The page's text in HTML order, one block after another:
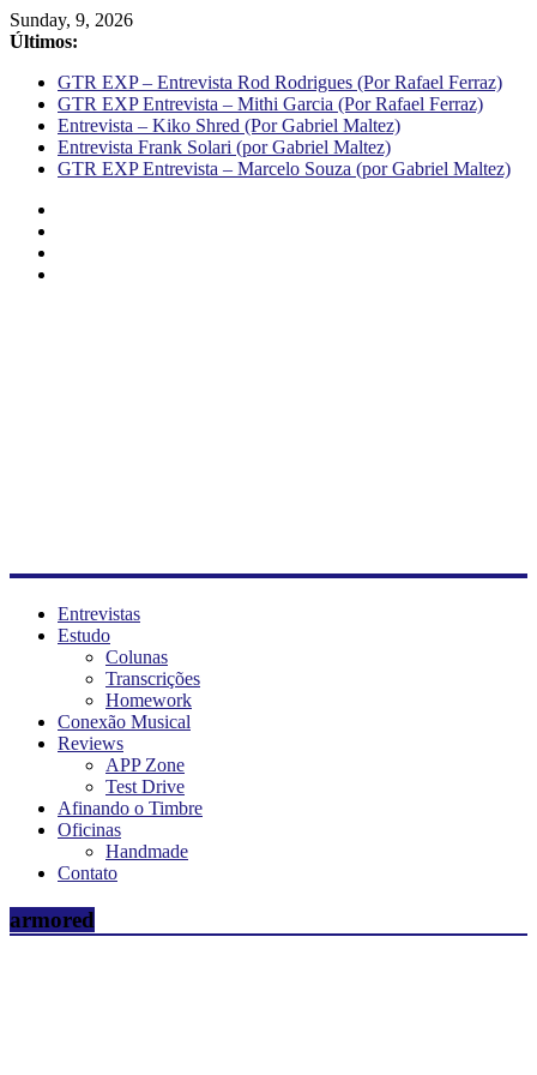
Sunday, 9, 2026
Últimos:
GTR EXP – Entrevista Rod Rodrigues (Por Rafael Ferraz)
GTR EXP Entrevista – Mithi Garcia (Por Rafael Ferraz)
Entrevista – Kiko Shred (Por Gabriel Maltez)
Entrevista Frank Solari (por Gabriel Maltez)
GTR EXP Entrevista – Marcelo Souza (por Gabriel Maltez)
Entrevistas
Estudo
Colunas
Transcrições
Homework
Conexão Musical
Reviews
APP Zone
Test Drive
Afinando o Timbre
Oficinas
Handmade
Contato
armored